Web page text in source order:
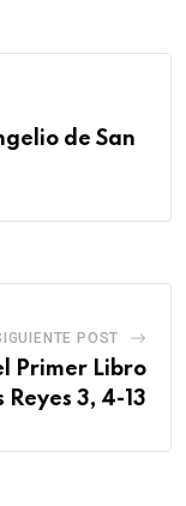
de San
POST
Primer Libro
Reyes 3, 4-13